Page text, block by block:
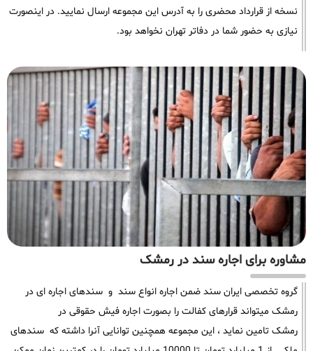
نسخه از قرارداد محضری را به آدرس این مجموعه ارسال نمایید. در اینصورت
نیازی به حضور شما در دفاتر تهران نخواهد بود.
مشاوره برای اجاره سند در رمشک
گروه تخصصی ایران سند ضمن اجاره انواع سند و سندهای اجاره ای در
رمشک میتواند قرارهای کفالت را بصورت اجاره فیش حقوقی در
رمشک تامین نماید ، این مجموعه همچنین توانایی آنرا داشته که سندهای